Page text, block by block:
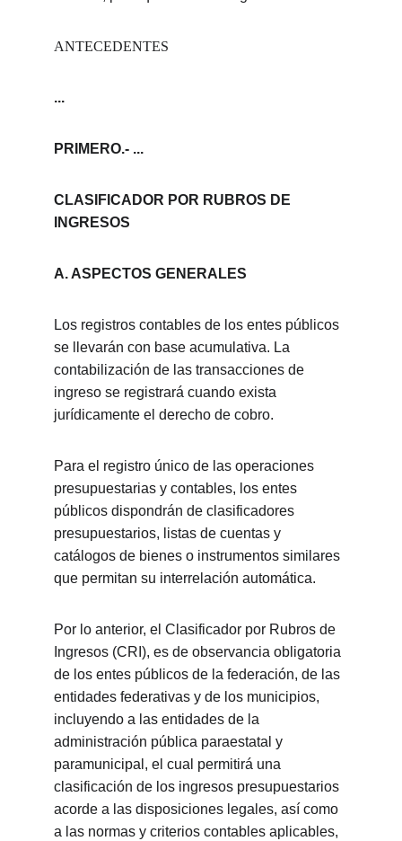
ANTECEDENTES
...
PRIMERO.- ...
CLASIFICADOR POR RUBROS DE
INGRESOS
A. ASPECTOS GENERALES
Los registros contables de los entes públicos
se llevarán con base acumulativa. La
contabilización de las transacciones de
ingreso se registrará cuando exista
jurídicamente el derecho de cobro.
Para el registro único de las operaciones
presupuestarias y contables, los entes
públicos dispondrán de clasificadores
presupuestarios, listas de cuentas y
catálogos de bienes o instrumentos similares
que permitan su interrelación automática.
Por lo anterior, el Clasificador por Rubros de
Ingresos (CRI), es de observancia obligatoria
de los entes públicos de la federación, de las
entidades federativas y de los municipios,
incluyendo a las entidades de la
administración pública paraestatal y
paramunicipal, el cual permitirá una
clasificación de los ingresos presupuestarios
acorde a las disposiciones legales, así como
a las normas y criterios contables aplicables,